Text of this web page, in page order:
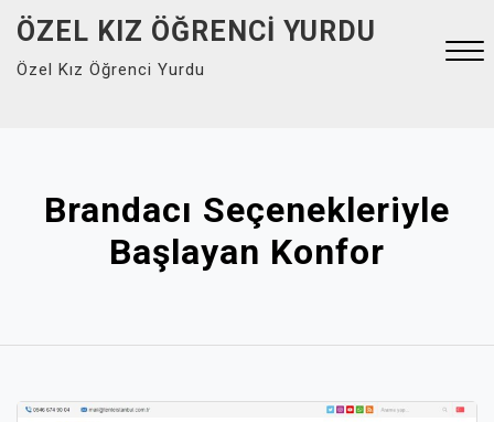
Skip
content
ÖZEL KIZ ÖĞRENCI YURDU
Özel Kız Öğrenci Yurdu
Brandacı Seçenekleriyle
Başlayan Konfor